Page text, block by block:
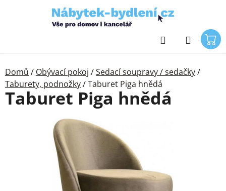
Hledat
Domů / Obývací pokoj /Sedací soupravy / sedačky/
Taburety, podnožky/Taburet Piga hnědá
Taburet Piga hnědá